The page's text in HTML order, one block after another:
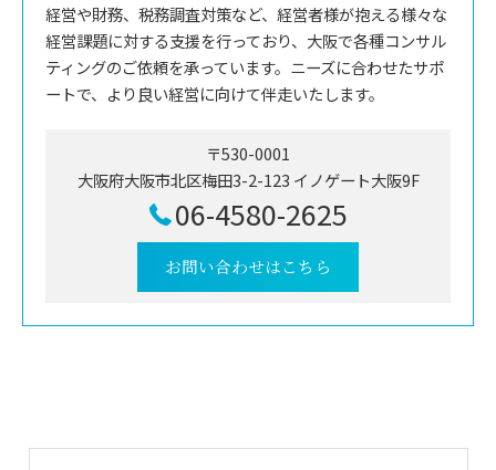
経営や財務、税務調査対策など、経営者様が抱える様々な
経営課題に対する支援を行っており、大阪で各種コンサル
ティングのご依頼を承っています。ニーズに合わせたサポ
ートで、より良い経営に向けて伴走いたします。
〒530-0001
大阪府大阪市北区梅田3-2-123 イノゲート大阪9F
06-4580-2625
お問い合わせはこちら